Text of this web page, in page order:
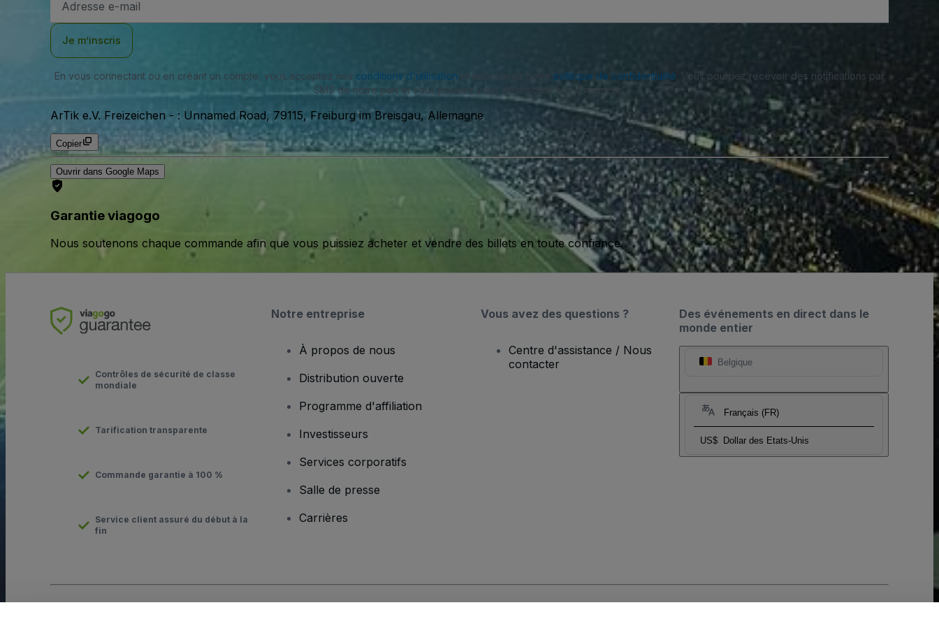
e-
Je m’inscris
En vous connectant ou en créant un compte, vous acceptez nos conditions d'utilisation politique de confidentialité . Vous pourriez recevoir des notifications par
SMS de notre part et vous pouvez vous désinscrire à tout moment.
ArTik e.V. Freizeichen - : Unnamed Road, 79115, Freiburg im Breisgau, Allemagne
Copier
Ouvrir dans Google Maps
Garantie viagogo
Nous soutenons chaque commande afin que vous puissiez acheter et vendre des billets en toute confiance.
Des événements en direct dans le
monde entier
Belgique
Français (FR)
US$ Dollar des Etats-Unis
Contrôles de sécurité de classe
mondiale
Tarification transparente
Commande garantie à 100 %
Service client assuré du début à la
fin
Notre entreprise
À propos de nous
Distribution ouverte
Programme d'affiliation
Investisseurs
Services corporatifs
Salle de presse
Carrières
Vous avez des questions ?
Centre d'assistance / Nous
contacter